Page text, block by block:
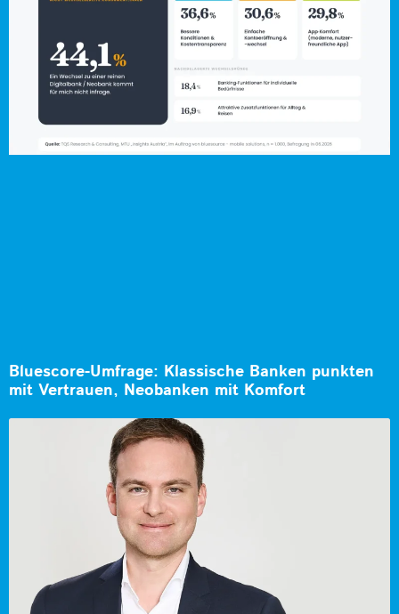
Bluescore-Umfrage: Klassische Banken punkten
mit Vertrauen, Neobanken mit Komfort